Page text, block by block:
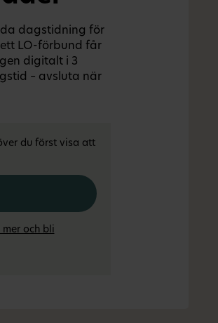
dagstidning för
ett LO-förbund får
digitalt i 3
– avsluta när
du först visa att
och bli